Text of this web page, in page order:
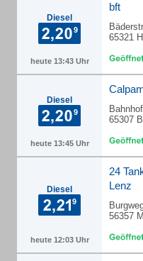
Diesel
heute 13:43 Uhr
bft
65321
Diesel
heute 13:45 Uhr
65307
Diesel
heute 12:03 Uhr
24
Lenz
56357